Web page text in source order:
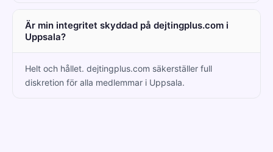
Är min integritet skyddad på dejtingplus.com i
Uppsala?
Helt och hållet. dejtingplus.com säkerställer full
diskretion för alla medlemmar i Uppsala.